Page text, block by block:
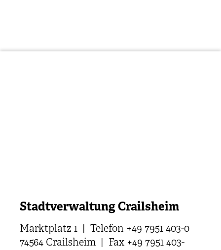
Stadtverwaltung Crailsheim
Marktplatz 1 | Telefon +49 7951 403-0
74564 Crailsheim | Fax +49 7951 403-